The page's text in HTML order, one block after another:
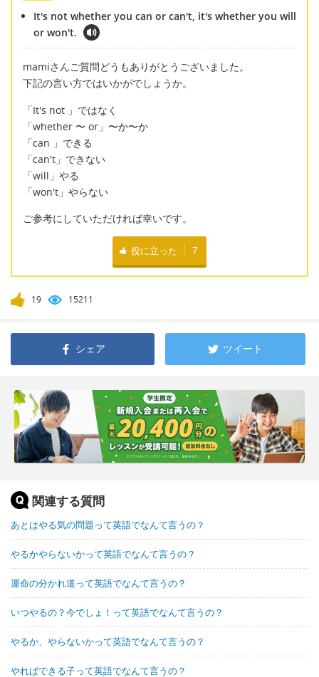
It's not whether you can or can't, it's whether you will
or won't.
mamiさんご質問どうもありがとうございました。
下記の言い方ではいかがでしょうか。
「It's not 」ではなく
「whether 〜 or」〜か〜か
「can 」できる
「can't」できない
「will」やる
「won't」やらない
ご参考にしていただければ幸いです。
役に立った 7
19 15211
シェア ツイート
関連する質問
あとはやる気の問題って英語でなんて言うの？
やるかやらないかって英語でなんて言うの？
運命の分かれ道って英語でなんて言うの？
いつやるの？今でしょ！って英語でなんて言うの？
やるか、やらないかって英語でなんて言うの？
やればできる子って英語でなんて言うの？